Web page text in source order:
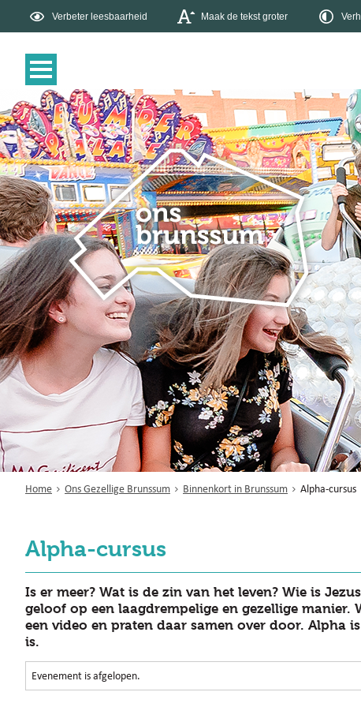
Verbeter leesbaarheid Maak de tekst groter
Home Ons Gezellige Brunssum Binnenkort in Brunssum Alpha-cursus
Alpha-cursus
Is er meer? Wat is de zin van het leven? Wie is
geloof op een laagdrempelige en gezellige
een video en praten daar samen over door. Alpha
is.
Evenement is afgelopen.